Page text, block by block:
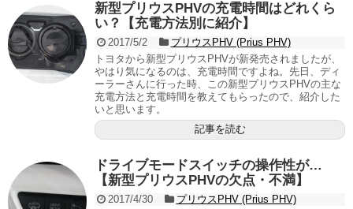
新型プリウスPHVの充電時間はどれくら
い？【充電方法別に紹介】
2017/5/2
プリウスPHV (Prius PHV)
トヨタから新型プリウスPHVが新発売されましたが、
やはり気になるのは、充電時間ですよね。先日、ディ
ーラーさんに行った時、この新型プリウスPHVの主な
充電方法と充電時間を教えてもらったので、紹介した
いと思います。
記事を読む
ドライブモードスイッチの操作性が…
【新型プリウスPHVの欠点・不満】
2017/4/30
プリウスPHV (Prius PHV)